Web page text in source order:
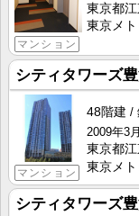
マンション
東京都
東京メ
シティタワーズ
マンション
48階建
2009年3月
東京都
東京メ
シティタワーズ